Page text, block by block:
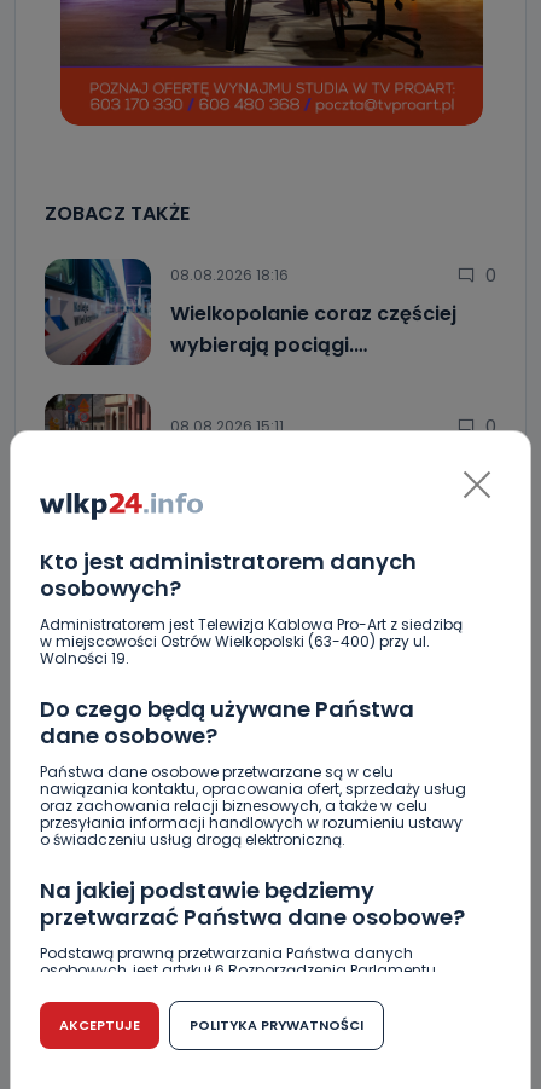
Kto jest administratorem danych
osobowych?
Administratorem jest Telewizja Kablowa Pro-Art z siedzibą
w miejscowości Ostrów Wielkopolski (63-400) przy ul.
Wolności 19.
Do czego będą używane Państwa
dane osobowe?
Państwa dane osobowe przetwarzane są w celu
nawiązania kontaktu, opracowania ofert, sprzedaży usług
oraz zachowania relacji biznesowych, a także w celu
przesyłania informacji handlowych w rozumieniu ustawy
o świadczeniu usług drogą elektroniczną.
Na jakiej podstawie będziemy
przetwarzać Państwa dane osobowe?
Podstawą prawną przetwarzania Państwa danych
osobowych, jest artykuł 6 Rozporządzenia Parlamentu
r. w sprawie ochrony osób fizycznych w związku z
przetwarzaniem danych osobowych w sprawie
swobodnego przepływu takich danych oraz uchylenia
dyrektywy 95/46/WE (RODO).
AKCEPTUJE POLITYKA PRYWATNOŚCI
ZOBACZ TAKŻE
08.08.2026 18:16 0
Wielkopolanie coraz częściej
wybierają pociągi.…
08.08.2026 15:11 0
08.08.2026 12:08
Co się stanie z bluszczem…
Raulin, Witkowska, Marciniak, Kowalska. "Odyseja
Antonińska" dzień drugi [FOTO]
Auto rozbite na drzewie. Poszkodowani nie mogli z
niego wyjść [FOTO]
Nastolatek w szpitalu po zderzeniu osobówki z
motocyklem
Uważaj na oszustwo! Przychodzą maile z
fałszywego e-Urzędu Skarbowego
Jak wybrać prostownicę do włosów puszących się i
elektryzujących?